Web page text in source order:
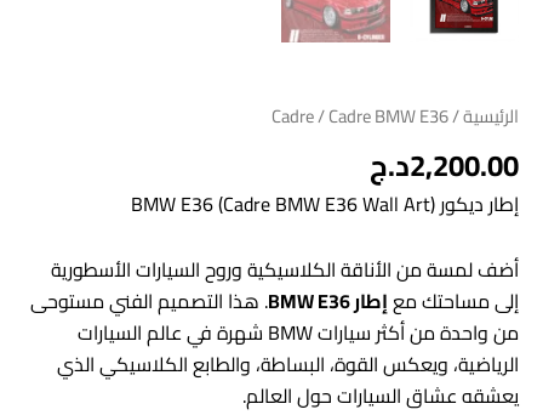
الرئيسية/
Cadre/ Cadre BMW E36
2,200.00د.ج
إطار ديكور BMW E36 (Cadre BMW E36 Wall Art)
أضف لمسة من الأناقة الكلاسيكية وروح السيارات الأسطورية
إلى مساحتك معإطار BMW E36
. هذا التصميم الفني مستوحى
من واحدة من أكثر سيارات BMW شهرة في عالم السيارات
الرياضية، ويعكس القوة، البساطة، والطابع الكلاسيكي الذي
يعشقه عشاق السيارات حول العالم.